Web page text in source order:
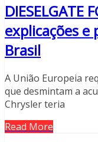
DIESELGATE
explicações e
Brasil
A União Europeia
que desmintam a
Chrysler teria
Read More